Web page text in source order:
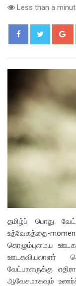
Less than a
தமிழ்ப் பொது
உத்வேகத்தை-
கொழும்புமைய
ஊடகவியலாளர்
வேட்பாளருக்கு
ஆவேசமாகவும்